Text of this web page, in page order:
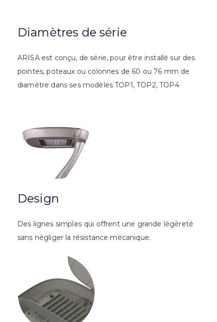
Diamètres de série
ARISA est conçu, de série, pour être installé sur des
pointes, poteaux ou colonnes de 60 ou 76 mm de
diamètre dans ses modèles TOP1, TOP2, TOP4
Design
Des lignes simples qui offrent une grande légèreté
sans négliger la résistance mécanique.